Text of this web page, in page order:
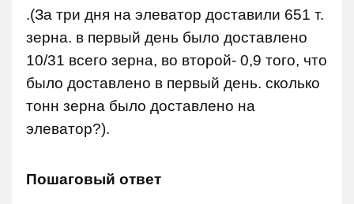
.(За три дня на элеватор доставили 651 т.
зерна. в первый день было доставлено
10/31 всего зерна, во второй- 0,9 того, что
было доставлено в первый день. сколько
тонн зерна было доставлено на
элеватор?).
Пошаговый ответ